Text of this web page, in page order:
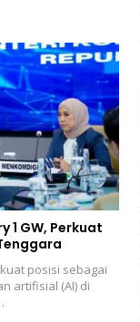
1 GW, Perkuat
posisi sebagai
artifisial (AI) di